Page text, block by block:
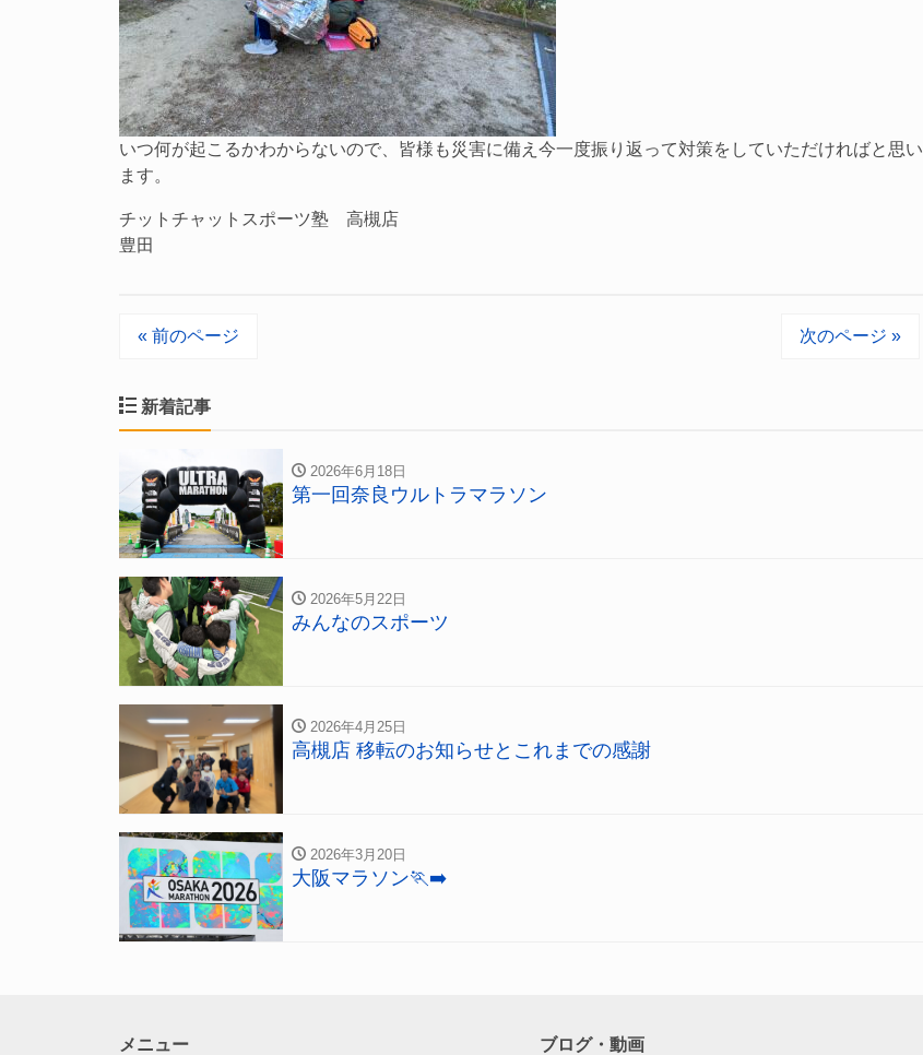
いつ何が起こるかわからないので、皆様も災害に備え今一度振り返って対策をしていただければと思い
ます。
チットチャットスポーツ塾 高槻店
豊田
« 前のページ 次のページ »
新着記事
2026年6月18日
第一回奈良ウルトラマラソン
2026年5月22日
みんなのスポーツ
2026年4月25日
高槻店 移転のお知らせとこれまでの感謝
2026年3月20日
大阪マラソン🏃‍➡️
メニュー ブログ・動画